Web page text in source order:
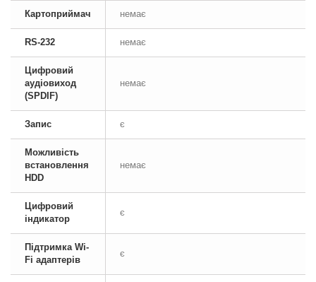
Картоприймач немає
RS-232 немає
Цифровий
аудіовиход
(SPDIF)
немає
Запис є
Можливість
встановлення
HDD
немає
Цифровий
індикатор
є
Підтримка Wi-
Fi адаптерів
є